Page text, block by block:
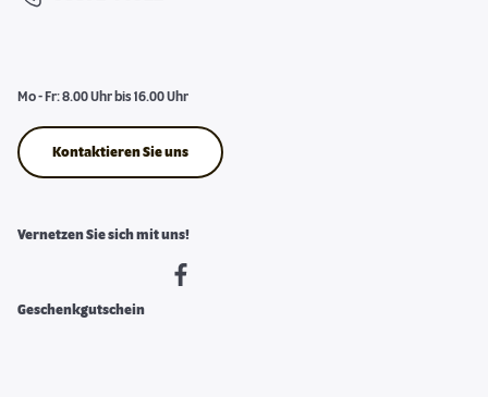
Mo - Fr: 8.00 Uhr bis 16.00 Uhr
Kontaktieren Sie uns
Vernetzen Sie sich mit uns!
Geschenkgutschein